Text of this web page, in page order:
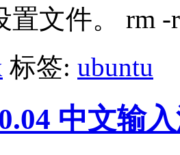
置文件。 rm -
标签: ubuntu
中文输